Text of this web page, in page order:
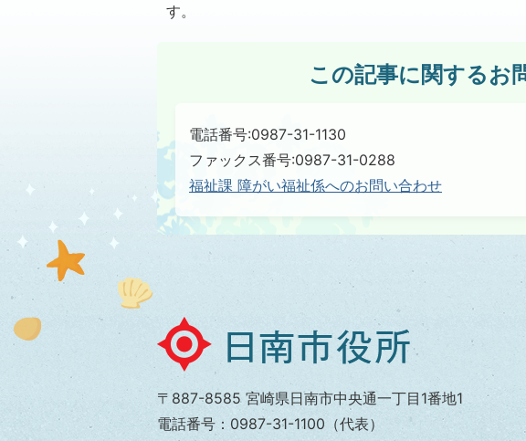
す。
この記事に関するお
電話番号:0987-31-1130
ファックス番号:0987-31-0288
福祉課 障がい福祉係へのお問い合わせ
日
南
役
所
〒887-8585 宮崎県日南市中央通一丁目1番地1
電話番号：0987-31-1100（代表）